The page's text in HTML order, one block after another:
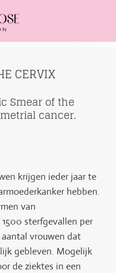
CERVIX
Smear of the
cancer.
krijgen ieder jaar te
hebben.
van
sterfgevallen per
vrouwen dat
gebleven. Mogelijk
de ziektes in een